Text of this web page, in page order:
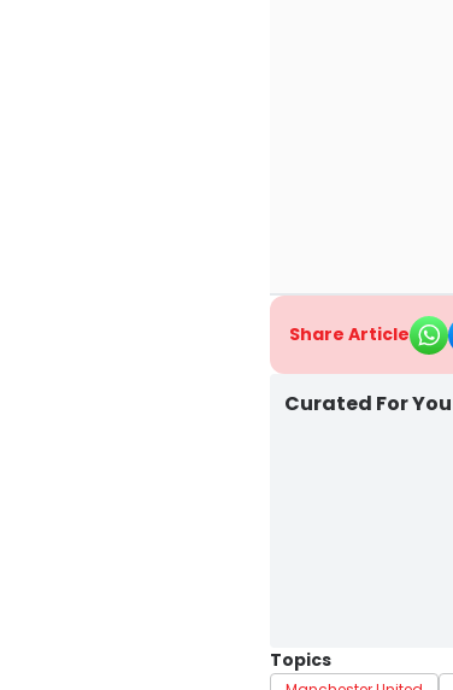
Share Article
Curated For You
Topics